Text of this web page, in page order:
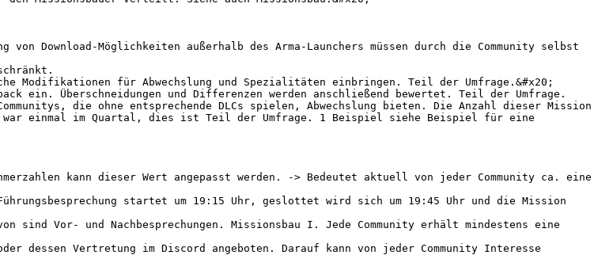
Download-Möglichkeiten außerhalb des Arma-Launchers müssen durch die Community selbst
Modifikationen für Abwechslung und Spezialitäten einbringen. Teil der Umfrage.&#x20;
ein. Überschneidungen und Differenzen werden anschließend bewertet. Teil der Umfrage.
die ohne entsprechende DLCs spielen, Abwechslung bieten. Die Anzahl dieser Mission
war einmal im Quartal, dies ist Teil der Umfrage. 1 Beispiel siehe Beispiel für eine
kann dieser Wert angepasst werden. -> Bedeutet aktuell von jeder Community ca. eine
startet um 19:15 Uhr, geslottet wird sich um 19:45 Uhr und die Mission
sind Vor- und Nachbesprechungen. Missionsbau I. Jede Community erhält mindestens eine
dessen Vertretung im Discord angeboten. Darauf kann von jeder Community Interesse